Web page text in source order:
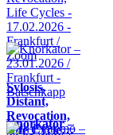
Sylosis,
Distant,
Revocation,
Life Cycle…
Knorkator –